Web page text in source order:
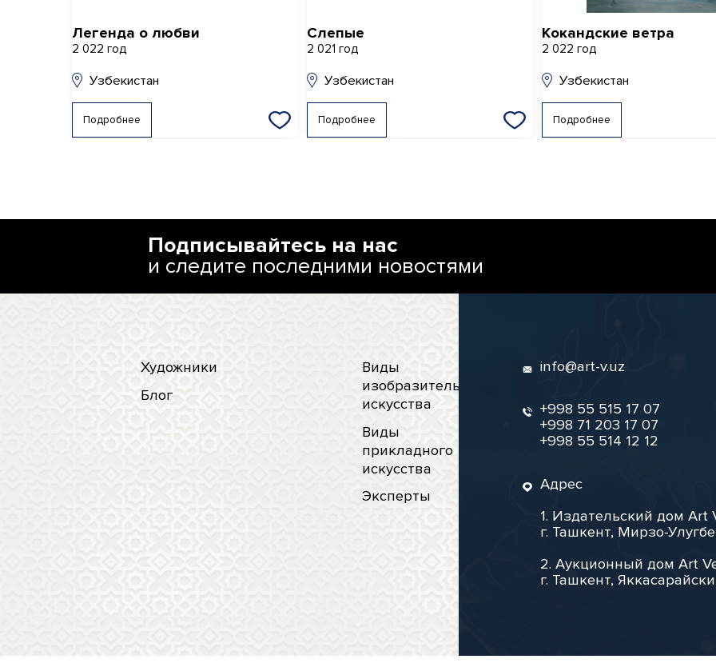
Легенда о любви
2 022 год
Узбекистан
Подробнее
Слепые
2 021 год
Узбекистан
Подробнее
Кокандские ветра
2 022 год
Узбекистан
Подробнее
Подписывайтесь на нас
и следите последними новостями
Художники
Блог
Виды
изобразительного
искусства
Виды
прикладного
искусства
Эксперты
info@art-v.uz
+998 55 515 17 07
+998 71 203 17 07
+998 55 514 12 12
Адрес
1. Издательский дом Art
г. Ташкент, Мирзо-
2. Аукционный дом Art
г. Ташкент,